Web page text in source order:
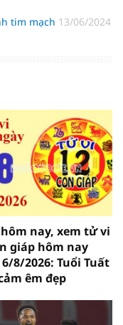
tim mạch 13/06/2024
nay, xem tử vi
giáp hôm nay
8/2026: Tuổi Tuất
êm đẹp